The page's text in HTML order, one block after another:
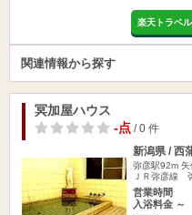
楽天トラベ
関連情報から探す
冥加屋ハウス
-点/ 0 件
新潟県 / 西
弥彦駅92m 矢
ＪＲ弥彦線
営業時間
入浴料金 ～